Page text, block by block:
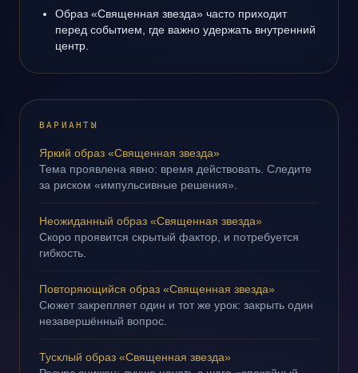
Образ «Священная звезда» часто приходит
перед событием, где важно удержать внутренний
центр.
ВАРИАНТЫ
Яркий образ «Священная звезда»
Тема проявлена явно: время действовать. Следите
за риском «импульсивные решения».
Неожиданный образ «Священная звезда»
Скоро проявится скрытый фактор, и потребуется
гибкость.
Повторяющийся образ «Священная звезда»
Сюжет закрепляет один и тот же урок: закрыть один
незавершённый вопрос.
Тусклый образ «Священная звезда»